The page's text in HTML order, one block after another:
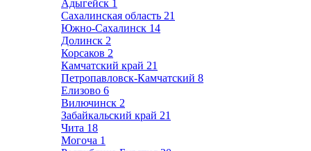
Адыгейск 1
Сахалинская область 21
Южно-Сахалинск 14
Долинск 2
Корсаков 2
Камчатский край 21
Петропавловск-Камчатский 8
Елизово 6
Вилючинск 2
Забайкальский край 21
Чита 18
Могоча 1